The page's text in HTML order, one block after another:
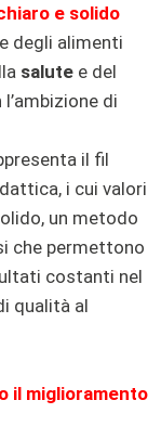
e solido
degli alimenti
salute e del
di
il fil
i cui valori
un metodo
che permettono
costanti nel
qualità al
il miglioramento